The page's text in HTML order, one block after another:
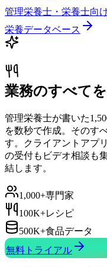
管理栄養士・栄養士向
栄養データベース
業務のすべて
管理栄養士が書いた
を数秒で作成。そのす
す。クライアントアプ
の受付もビデオ相談も
結します。
1,000+専門家
100K+レシピ
500K+食品データ
無料トライアル